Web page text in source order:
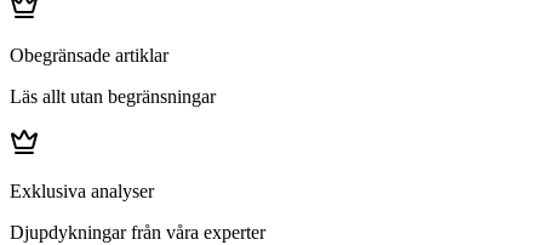
Obegränsade artiklar
Läs allt utan begränsningar
Exklusiva analyser
Djupdykningar från våra experter